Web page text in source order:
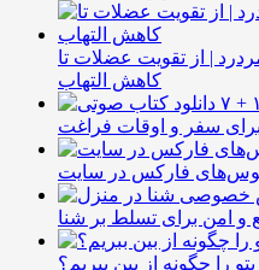
| از تقویت عضلات تا
کاهش التهاب
۷ کتاب صوتی برای تابستان ۱۴۰۴ +
سفر و اوقات فراغت
و امن برای تسلط بر شنا
را چگونه از بین ببریم؟